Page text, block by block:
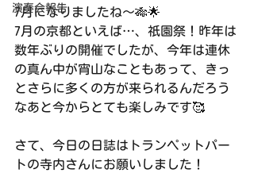
演奏会報告
7月になりましたね〜🎋🌟
7月の京都といえば…、祇園祭！昨年は
数年ぶりの開催でしたが、今年は連休
の真ん中が宵山なこともあって、きっ
とさらに多くの方が来られるんだろう
なあと今からとても楽しみです🥰
さて、今日の日誌はトランペットパー
トの寺内さんにお願いしました！